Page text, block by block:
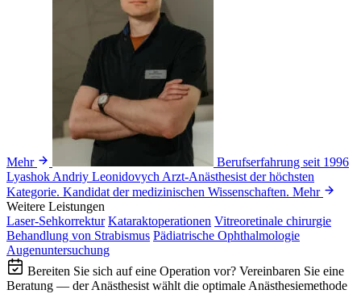
Mehr
Berufserfahrung seit 1996
Lyashok Andriy Leonidovych Arzt-Anästhesist der höchsten
Kategorie. Kandidat der medizinischen Wissenschaften. Mehr
Weitere Leistungen
Laser-Sehkorrektur Kataraktoperationen Vitreoretinale chirurgie
Behandlung von Strabismus Pädiatrische Ophthalmologie
Augenuntersuchung
Bereiten Sie sich auf eine Operation vor? Vereinbaren Sie eine
Beratung — der Anästhesist wählt die optimale Anästhesiemethode